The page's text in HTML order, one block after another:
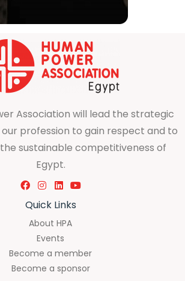
Association will lead the strategic
profession to gain respect and to
sustainable competitiveness of
Egypt.
Quick Links
About HPA
Events
Become a member
Become a sponsor